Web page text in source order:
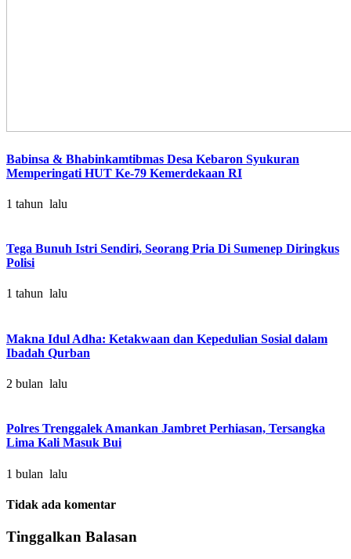
Babinsa & Bhabinkamtibmas Desa Kebaron Syukuran
Memperingati HUT Ke-79 Kemerdekaan RI
1 tahun lalu
Tega Bunuh Istri Sendiri, Seorang Pria Di Sumenep Diringkus
Polisi
1 tahun lalu
Makna Idul Adha: Ketakwaan dan Kepedulian Sosial dalam
Ibadah Qurban
2 bulan lalu
Polres Trenggalek Amankan Jambret Perhiasan, Tersangka
Lima Kali Masuk Bui
1 bulan lalu
Tidak ada komentar
Tinggalkan Balasan